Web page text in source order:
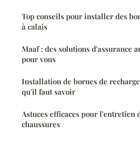
Top conseils pour installer des
à calais
Maaf : des solutions d'assurance
pour vous
Installation de bornes de
qu'il faut savoir
Astuces efficaces pour l'entretien
chaussures